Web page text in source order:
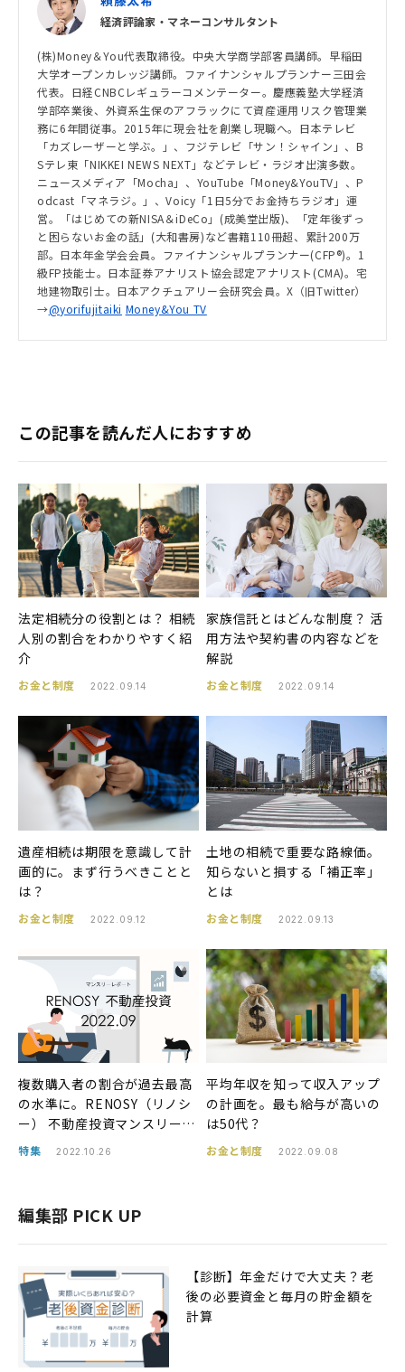
経済評論家・マネーコンサルタント
(株)Money＆You代表取締役。中央大学商学部客員講師。早稲田
大学オープンカレッジ講師。ファイナンシャルプランナー三田会
代表。日経CNBCレギュラーコメンテーター。慶應義塾大学経済
学部卒業後、外資系生保のアフラックにて資産運用リスク管理業
務に6年間従事。2015年に現会社を創業し現職へ。日本テレビ
「カズレーザーと学ぶ。」、フジテレビ「サン！シャイン」、B
Sテレ東「NIKKEI NEWS NEXT」などテレビ・ラジオ出演多数。
ニュースメディア「Mocha」、YouTube「Money&YouTV」、P
odcast「マネラジ。」、Voicy「1日5分でお金持ちラジオ」運
営。「はじめての新NISA＆iDeCo」(成美堂出版)、「定年後ずっ
と困らないお金の話」(大和書房)など書籍110冊超、累計200万
部。日本年金学会会員。ファイナンシャルプランナー(CFP®)。1
級FP技能士。日本証券アナリスト協会認定アナリスト(CMA)。宅
地建物取引士。日本アクチュアリー会研究会員。X（旧Twitter）
→@yorifujitaiki Money&You TV
この記事を読んだ人におすすめ
法定相続分の役割とは？ 相続
人別の割合をわかりやすく紹
介
お金と制度 2022.09.14
家族信託とはどんな制度？ 活
用方法や契約書の内容などを
解説
お金と制度 2022.09.14
遺産相続は期限を意識して計
画的に。まず行うべきことと
は？
お金と制度 2022.09.12
土地の相続で重要な路線価。
知らないと損する「補正率」
とは
お金と制度 2022.09.13
複数購入者の割合が過去最高
の水準に。RENOSY（リノシ
ー） 不動産投資マンスリーレ
ポート2022年9月
特集 2022.10.26
平均年収を知って収入アップ
の計画を。最も給与が高いの
は50代？
お金と制度 2022.09.08
編集部 PICK UP
【診断】年金だけで大丈夫？老
後の必要資金と毎月の貯金額を
計算